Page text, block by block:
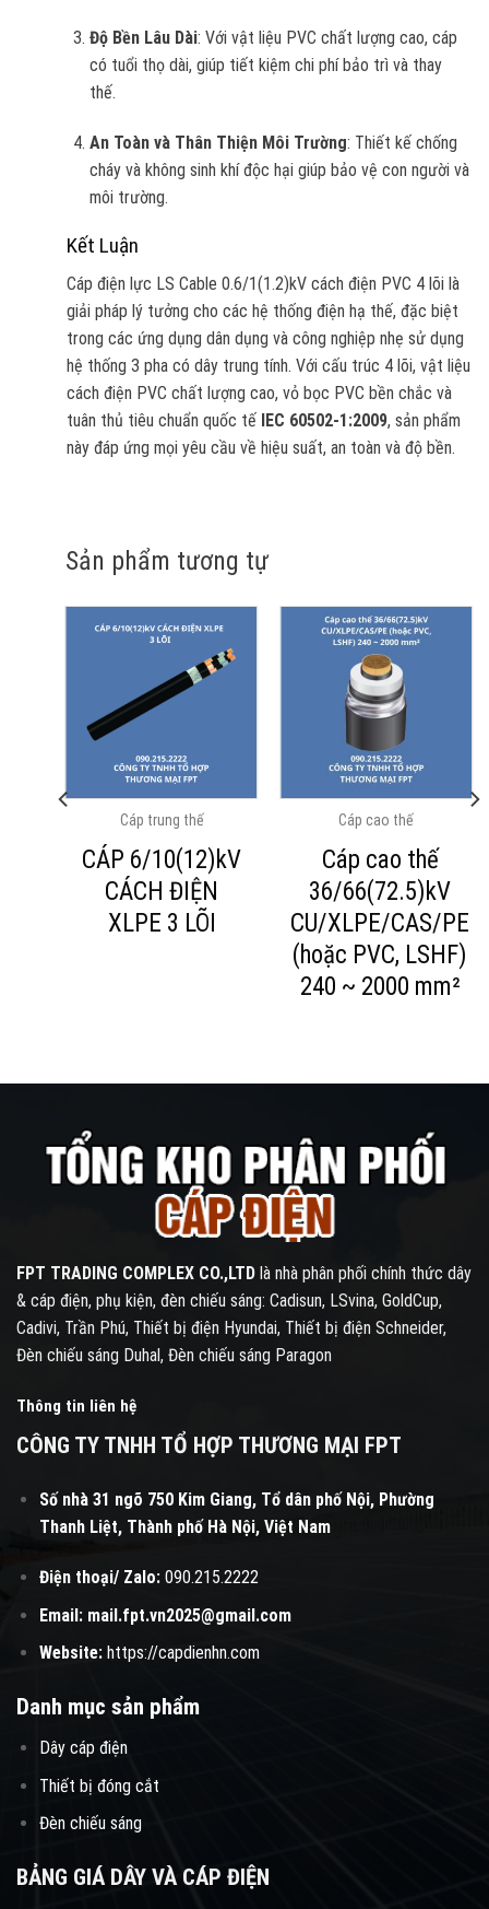
Độ Bền Lâu Dài: Với vật liệu PVC chất lượng cao, cáp
có tuổi thọ dài, giúp tiết kiệm chi phí bảo trì và thay
thế.
An Toàn và Thân Thiện Môi Trường: Thiết kế chống
cháy và không sinh khí độc hại giúp bảo vệ con người và
môi trường.
Kết Luận
Cáp điện lực LS Cable 0.6/1(1.2)kV cách điện PVC 4 lõi là
giải pháp lý tưởng cho các hệ thống điện hạ thế, đặc biệt
trong các ứng dụng dân dụng và công nghiệp nhẹ sử dụng
hệ thống 3 pha có dây trung tính. Với cấu trúc 4 lõi, vật liệu
cách điện PVC chất lượng cao, vỏ bọc PVC bền chắc và
tuân thủ tiêu chuẩn quốc tế IEC 60502-1:2009, sản phẩm
này đáp ứng mọi yêu cầu về hiệu suất, an toàn và độ bền.
Sản phẩm tương tự
Cáp trung thế
CÁP 6/10(12)kV
CÁCH ĐIỆN
XLPE 3 LÕI
Cáp cao thế
Cáp cao thế
36/66(72.5)kV
CU/XLPE/CAS/PE
(hoặc PVC, LSHF)
240 ~ 2000 mm²
FPT TRADING COMPLEX CO.,LTD là nhà phân phối chính thức dây
& cáp điện, phụ kiện, đèn chiếu sáng: Cadisun, LSvina, GoldCup,
Cadivi, Trần Phú, Thiết bị điện Hyundai, Thiết bị điện Schneider,
Đèn chiếu sáng Duhal, Đèn chiếu sáng Paragon
Thông tin liên hệ
CÔNG TY TNHH TỔ HỢP THƯƠNG MẠI FPT
Số nhà 31 ngõ 750 Kim Giang, Tổ dân phố Nội, Phường
Thanh Liệt, Thành phố Hà Nội, Việt Nam
Điện thoại/ Zalo:090.215.2222
Email: mail.fpt.vn2025@gmail.com
Website: https://capdienhn.com
Danh mục sản phẩm
Dây cáp điện
Thiết bị đóng cắt
Đèn chiếu sáng
BẢNG GIÁ DÂY VÀ CÁP ĐIỆN